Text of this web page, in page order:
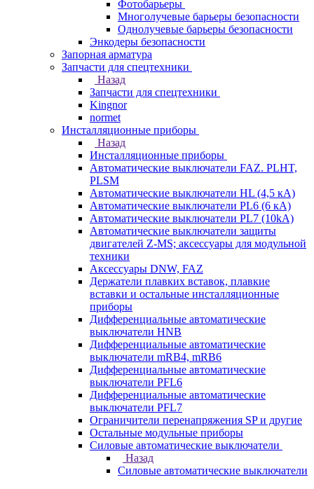
Фотобарьеры
Многолучевые барьеры безопасности
Однолучевые барьеры безопасности
Энкодеры безопасности
Запорная арматура
Запчасти для спецтехники
Назад
Запчасти для спецтехники
Kingnor
normet
Инсталляционные приборы
Назад
Инсталляционные приборы
Автоматические выключатели FAZ. PLHT,
PLSM
Автоматические выключатели HL (4,5 кА)
Автоматические выключатели PL6 (6 кА)
Автоматические выключатели PL7 (10kA)
Автоматические выключатели защиты
двигателей Z-MS; аксессуары для модульной
техники
Аксессуары DNW, FAZ
Держатели плавких вставок, плавкие
вставки и остальные инсталляционные
приборы
Дифференциальные автоматические
выключатели HNB
Дифференциальные автоматические
выключатели mRB4, mRB6
Дифференциальные автоматические
выключатели PFL6
Дифференциальные автоматические
выключатели PFL7
Ограничители перенапряжения SP и другие
Остальные модульные приборы
Силовые автоматические выключатели
Назад
Силовые автоматические выключатели